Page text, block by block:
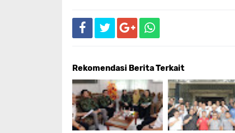
Rekomendasi Berita Terkait